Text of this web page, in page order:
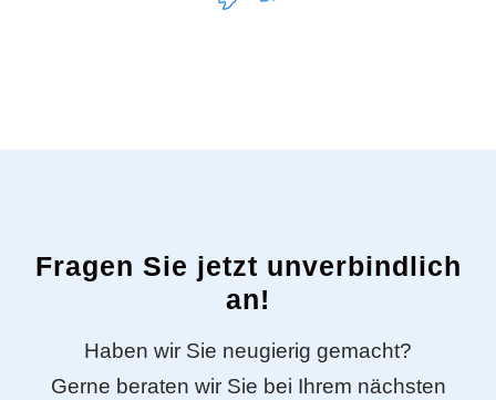
Fragen Sie jetzt unverbindlich
an!
Haben wir Sie neugierig gemacht?
Gerne beraten wir Sie bei Ihrem nächsten